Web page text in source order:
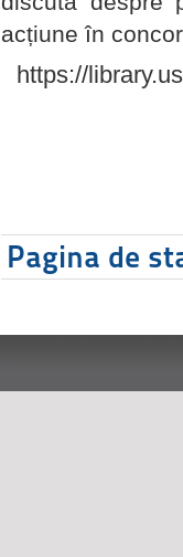
acțiune în
https://
Pagina de